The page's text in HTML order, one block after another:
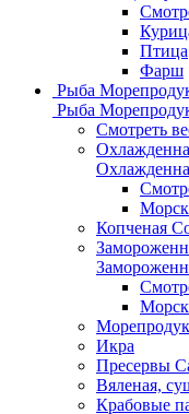
Птица
Фарш
Рыба
Рыба
Смотреть
Копченая
Икра
Пресервы
Вяленая,
Крабовые